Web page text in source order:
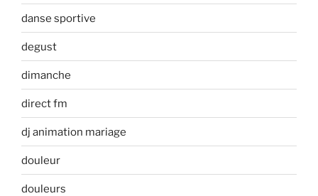
danse sportive
degust
dimanche
direct fm
dj animation mariage
douleur
douleurs